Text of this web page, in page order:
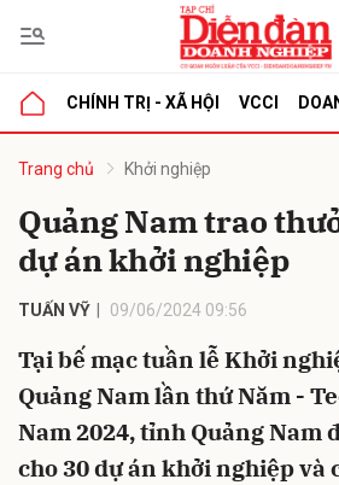
CHÍNH TRỊ - XÃ HỘI VCCI
Trang chủ Khởi nghiệp
Quảng Nam trao
dự án khởi nghiệp
TUẤN VỸ 09/06/2024 09:56
Tại bế mạc tuần lễ Khởi
Quảng Nam lần thứ Năm -
Nam 2024, tỉnh Quảng Nam
cho 30 dự án khởi nghiệp và
luận